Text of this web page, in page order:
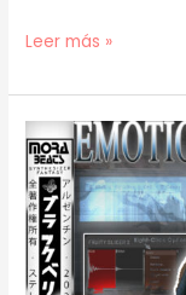
[
]
Cómo
evitar
el
BEATBLOCK
(prod.
mora)
Leer más »